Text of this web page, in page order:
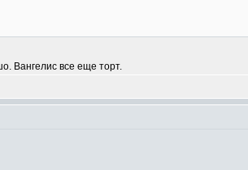
Вангелис все еще торт.